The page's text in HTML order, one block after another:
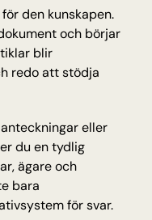
studentfrågor
returer
återbetalningar
den kunskapen.
och börjar
blir
redo att stödja
eller
du en tydlig
ägare och
bara
för svar.